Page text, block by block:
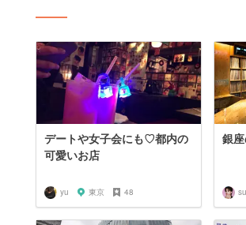
デートや女子会にも♡都内の
可愛いお店
yu 東京 48
銀